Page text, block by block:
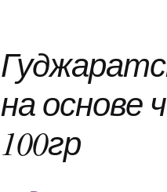
на основе
100гр